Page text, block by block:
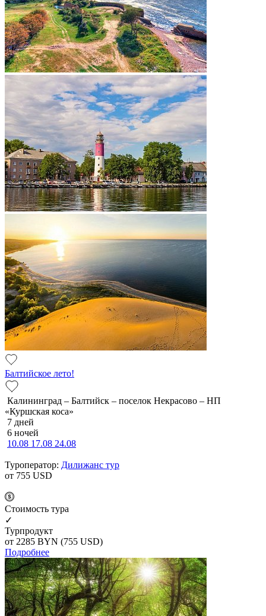
Балтийское лето!
Калининград – Балтийск – поселок Некрасово – НП
«Куршская коса»
7 дней
6 ночей
10.08 17.08 24.08
Туроператор: Дилижанс тур
от 755 USD
Cтоимость тура
✓
Турпродукт
от 2285 BYN (755 USD)
Подробнее